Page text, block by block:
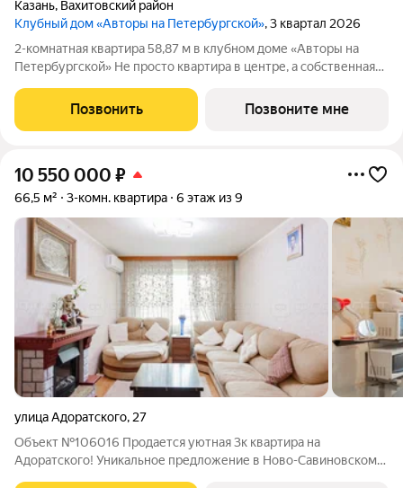
Казань, Вахитовский район
Клубный дом «Авторы на Петербургской», 3 квартал 2026
2-комнатная квартира 58,87 м в клубном доме «Авторы на
Петербургской» Не просто квартира в центре, а собственная
премиум-доме, где архитектура, искусство и сервис
становятся частью
Позвонить Позвоните мне
10 550 000 ₽
66,5 м² 3-комн. квартира 6 этаж из 9
улица Адоратского, 27
Объект №106016 Продается уютная 3к квартира на
Адоратского! Уникальное предложение в Ново-Савиновском